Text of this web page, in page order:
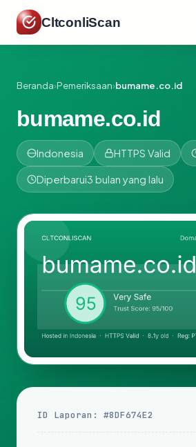
CltconliScan
Beranda›Pemeriksaan›bumame.co.id
bumame.co.id
Indonesia HTTPS Valid
Diperbarui3 bulan yang lalu
ID Laporan: #8DF674E2